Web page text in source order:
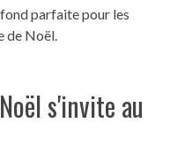
parfaite pour les
de Noël.
s'invite au